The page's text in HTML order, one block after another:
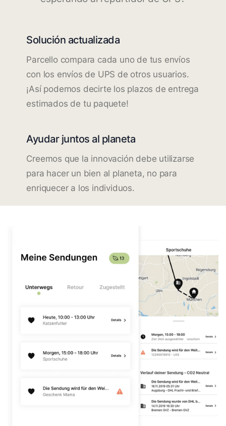
Solución actualizada
Parcello compara cada uno de tus envíos
con los envíos de UPS de otros usuarios.
¡Así podemos decirte los plazos de entrega
estimados de tu paquete!
Ayudar juntos al planeta
Creemos que la innovación debe utilizarse
para hacer un bien al planeta, no para
enriquecer a los individuos.